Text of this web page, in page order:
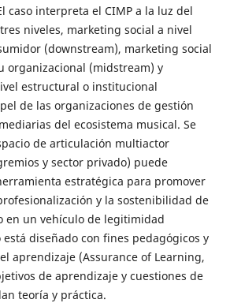
caso interpreta el CIMP a la luz del
niveles, marketing social a nivel
(downstream), marketing social
organizacional (midstream) y
estructural o institucional
de las organizaciones de gestión
del ecosistema musical. Se
de articulación multiactor
y sector privado) puede
estratégica para promover
y la sostenibilidad de
en un vehículo de legitimidad
diseñado con fines pedagógicos y
aprendizaje (Assurance of Learning,
de aprendizaje y cuestiones de
teoría y práctica.